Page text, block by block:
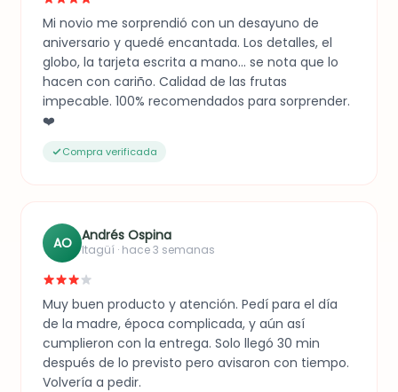
Mi novio me sorprendió con un desayuno de
aniversario y quedé encantada. Los detalles, el
globo, la tarjeta escrita a mano... se nota que lo
hacen con cariño. Calidad de las frutas
impecable. 100% recomendados para sorprender.
❤️
Compra verificada
AO Andrés Ospina
Itagüí · hace 3 semanas
Muy buen producto y atención. Pedí para el día
de la madre, época complicada, y aún así
cumplieron con la entrega. Solo llegó 30 min
después de lo previsto pero avisaron con tiempo.
Volvería a pedir.